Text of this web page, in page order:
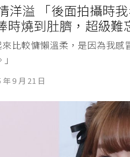
洋溢 「後面拍攝時
燒到肚臍，超級難
比較慵懶溫柔，是因為我
年 9 月 21 日